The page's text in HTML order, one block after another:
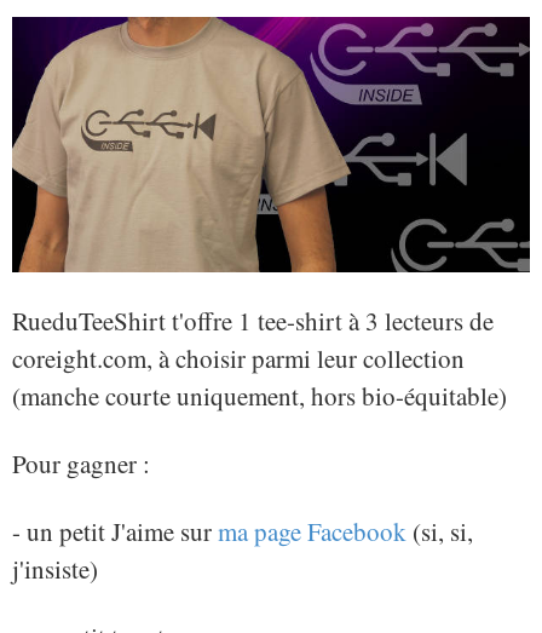
RueduTeeShirt t'offre 1 tee-shirt à 3 lecteurs de
coreight.com, à choisir parmi leur collection
(manche courte uniquement, hors bio-équitable)
Pour gagner :
- un petit J'aime surma page Facebook (si, si,
j'insiste)